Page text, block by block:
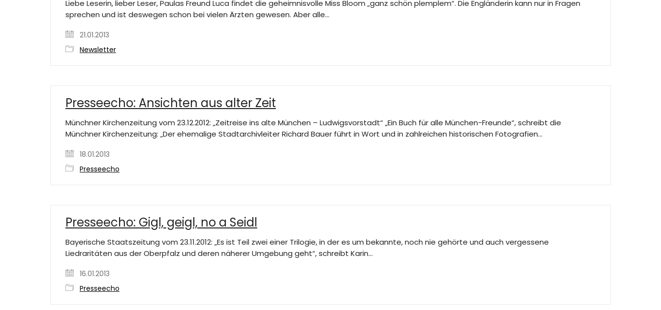
Liebe Leserin, lieber Leser, Paulas Freund Luca findet die geheimnisvolle Miss Bloom „ganz schön plemplem“. Die Engländerin kann nur in Fragen
sprechen und ist deswegen schon bei vielen Ärzten gewesen. Aber alle…
21.01.2013
Newsletter
Presseecho: Ansichten aus alter Zeit
Münchner Kirchenzeitung vom 23.12.2012: „Zeitreise ins alte München – Ludwigsvorstadt“ „Ein Buch für alle München-Freunde“, schreibt die
Münchner Kirchenzeitung: „Der ehemalige Stadtarchivleiter Richard Bauer führt in Wort und in zahlreichen historischen Fotografien…
18.01.2013
Presseecho
Presseecho: Gigl, geigl, no a Seidl
Bayerische Staatszeitung vom 23.11.2012: „Es ist Teil zwei einer Trilogie, in der es um bekannte, noch nie gehörte und auch vergessene
Liedraritäten aus der Oberpfalz und deren näherer Umgebung geht“, schreibt Karin…
16.01.2013
Presseecho